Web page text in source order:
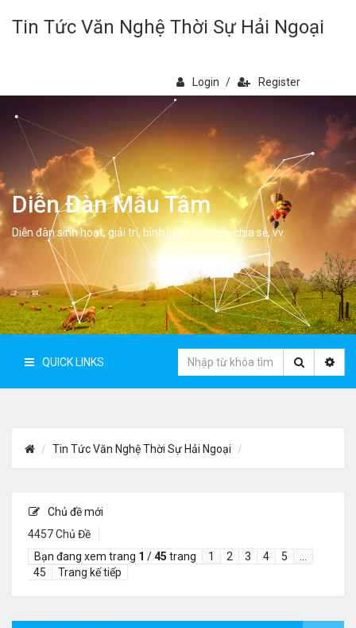
Tin Tức Văn Nghệ Thời Sự Hải Ngoại
Login / Register
Diễn Đàn Mẫu Tâm
Diễn đàn sinh hoạt, giải trí, bình luân, học hỏi, chia sẻ, vv.
QUICK LINKS
Tin Tức Văn Nghệ Thời Sự Hải Ngoại
Chủ đề mới
4457 Chủ Đề
Bạn đang xem trang 1 /45 trang 1 2 3 4 5
45
Trang kế tiếp